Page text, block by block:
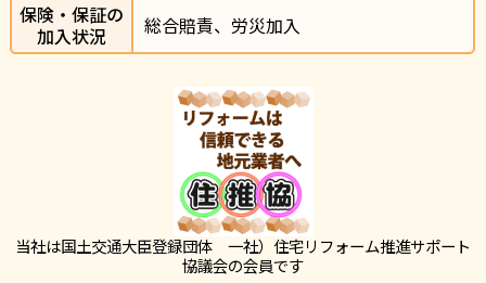
保険・保証の
加入状況
総合賠責、労災加入
当社は国土交通大臣登録団体 一社）住宅リフォーム推進サポート
協議会の会員です